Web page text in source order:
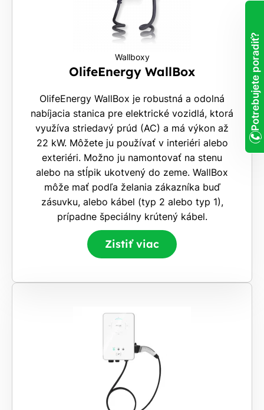
Wallboxy
OlifeEnergy WallBox
OlifeEnergy WallBox je robustná a odolná
nabíjacia stanica pre elektrické vozidlá, ktorá
využíva striedavý prúd (AC) a má výkon až
22 kW. Môžete ju používať v interiéri alebo
exteriéri. Možno ju namontovať na stenu
alebo na stĺpik ukotvený do zeme. WallBox
môže mať podľa želania zákazníka buď
zásuvku, alebo kábel (typ 2 alebo typ 1),
prípadne špeciálny krútený kábel.
Zistiť viac
Potrebujete poradiť?